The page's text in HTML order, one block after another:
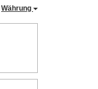
Währung